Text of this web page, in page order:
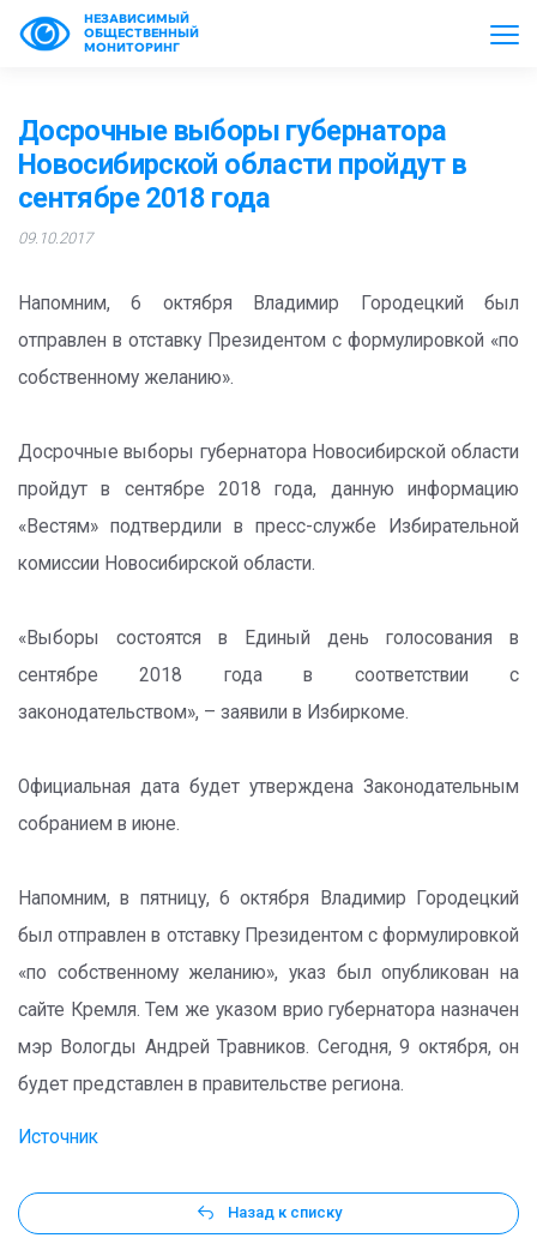
НЕЗАВИСИМЫЙ
ОБЩЕСТВЕННЫЙ
МОНИТОРИНГ
Досрочные выборы губернатора
Новосибирской области пройдут в
сентябре 2018 года
09.10.2017
Напомним, 6 октября Владимир Городецкий был
отправлен в отставку Президентом с формулировкой «по
собственному желанию».
Досрочные выборы губернатора Новосибирской области
пройдут в сентябре 2018 года, данную информацию
«Вестям» подтвердили в пресс-службе Избирательной
комиссии Новосибирской области.
«Выборы состоятся в Единый день голосования в
сентябре 2018 года в соответствии с
законодательством», – заявили в Избиркоме.
Официальная дата будет утверждена Законодательным
собранием в июне.
Напомним, в пятницу, 6 октября Владимир Городецкий
был отправлен в отставку Президентом с формулировкой
«по собственному желанию», указ был опубликован на
сайте Кремля. Тем же указом врио губернатора назначен
мэр Вологды Андрей Травников. Сегодня, 9 октября, он
будет представлен в правительстве региона.
Источник
Назад к списку